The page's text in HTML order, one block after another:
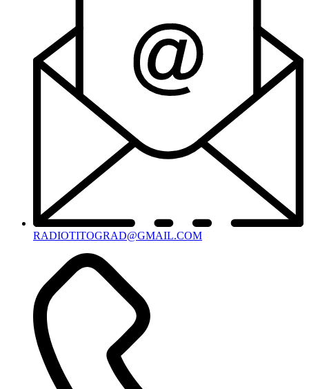
RADIOTITOGRAD@GMAIL.COM